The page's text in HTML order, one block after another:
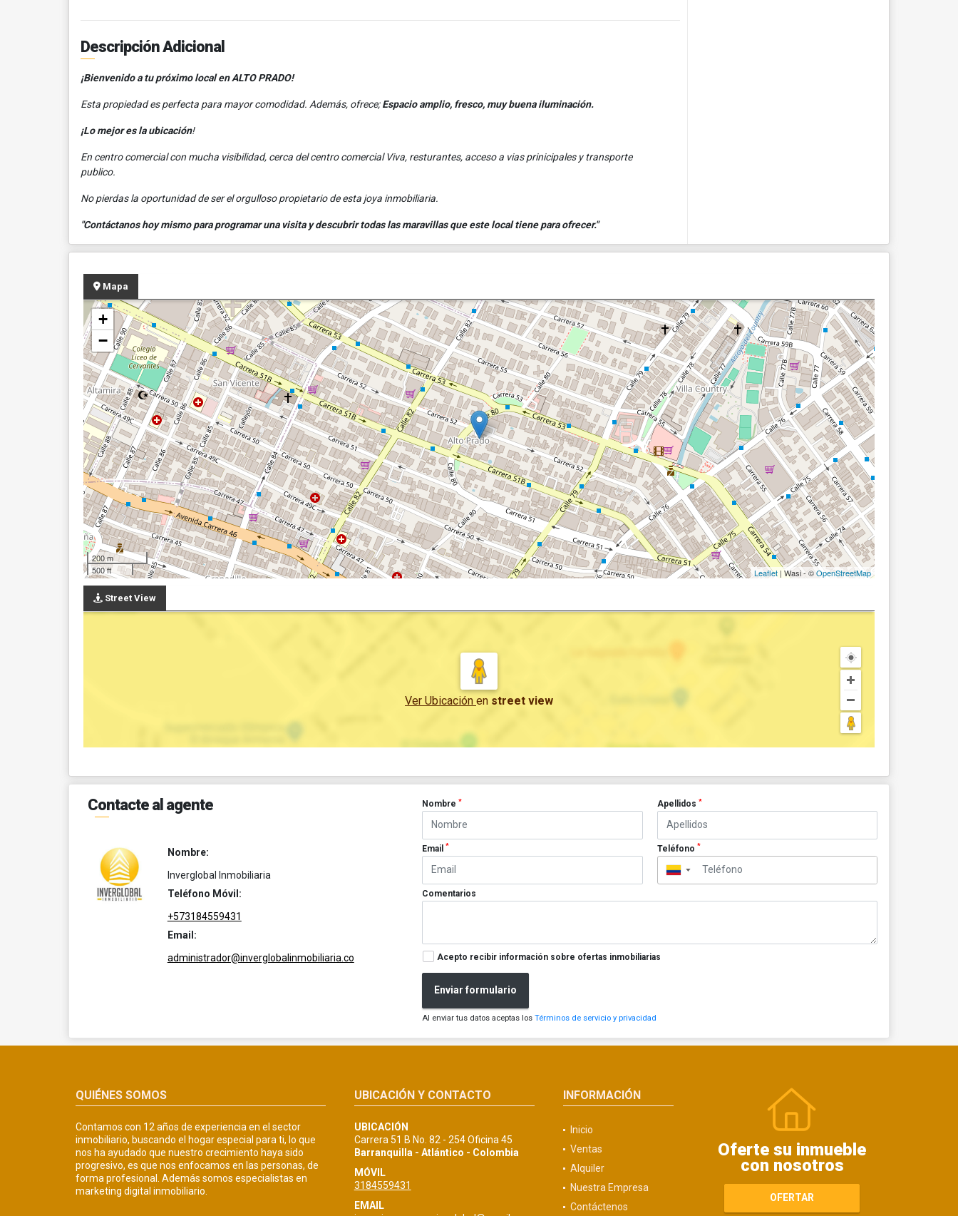
Descripción Adicional
¡Bienvenido a tu próximo local en ALTO PRADO!
Esta propiedad es perfecta para mayor comodidad. Además, ofrece;Espacio amplio, fresco, muy buena iluminación.
¡Lo mejor es la ubicación!
En centro comercial con mucha visibilidad, cerca del centro comercial Viva, resturantes, acceso a vias prinicipales y transporte
publico.
No pierdas la oportunidad de ser el orgulloso propietario de esta joya inmobiliaria.
"Contáctanos hoy mismo para programar una visita y descubrir todas las maravillas que este local tiene para ofrecer."
Mapa
+
−
200 m
500 ft
Leaflet | Wasi - ©OpenStreetMap
Street View
Ver Ubicación en street view
Contacte al agente
Nombre:
Inverglobal Inmobiliaria
Teléfono Móvil:
+573184559431
Email:
administrador@inverglobalinmobiliaria.co
Nombre* Apellidos *
Email* Teléfono *
▼
Comentarios
Acepto recibir información sobre ofertas inmobiliarias
Enviar formulario
Al enviar tus datos aceptas losTérminos de servicio y privacidad
QUIÉNES SOMOS
Contamos con 12 años de experiencia en el sector
inmobiliario, buscando el hogar especial para ti, lo que
nos ha ayudado que nuestro crecimiento haya sido
progresivo, es que nos enfocamos en las personas, de
forma profesional. Además somos especialistas en
marketing digital inmobiliario.
UBICACIÓN Y CONTACTO
UBICACIÓN
Carrera 51 B No. 82 - 254 Oficina 45
Barranquilla - Atlántico - Colombia
MÓVIL
3184559431
EMAIL
INFORMACIÓN
Inicio
Ventas
Alquiler
Nuestra Empresa
Contáctenos
Oferte su inmueble
con nosotros
OFERTAR